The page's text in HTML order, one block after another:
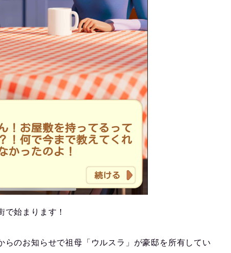
始まります！
らのお知らせで祖母「ウルスラ」が豪邸を所有してい